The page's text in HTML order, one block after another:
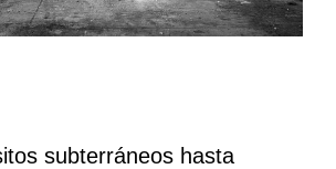
subterráneos hasta